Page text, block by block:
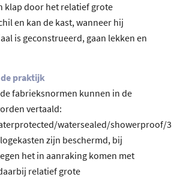
klap door het relatief grote
en kan de kast, wanneer hij
is geconstrueerd, gaan lekken en
praktijk
fabrieksnormen kunnen in de
vertaald:
watersealed/showerproof/3
zijn beschermd, bij
het in aanraking komen met
relatief grote